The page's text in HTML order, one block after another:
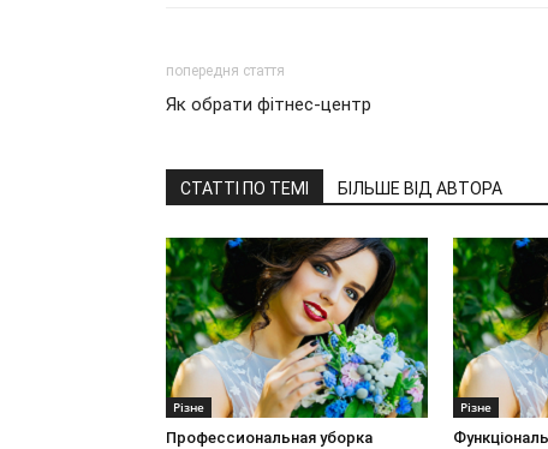
попередня стаття
Як обрати фітнес-центр
СТАТТІ ПО ТЕМІ БІЛЬШЕ ВІД АВТОРА
Різне
Профессиональная уборка
Різне